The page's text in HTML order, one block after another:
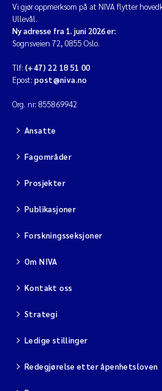
Vi gjør oppmerksom på at NIVA flytter
Ullevål.
Ny adresse fra 1. juni 2026 er:
Sognsveien 72, 0855 Oslo.
Tlf: (+47) 22 18 51 00
Epost: post@niva.no
Org. nr: 855869942
Ansatte
Fagområder
Prosjekter
Publikasjoner
Forskningsseksjoner
Om NIVA
Kontakt oss
Strategi
Ledige stillinger
Redegjørelse etter åpenhetsloven